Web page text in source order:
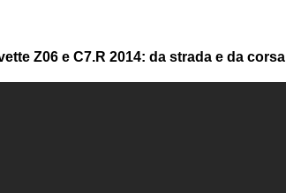
Z06 e C7.R 2014: da strada e da corsa